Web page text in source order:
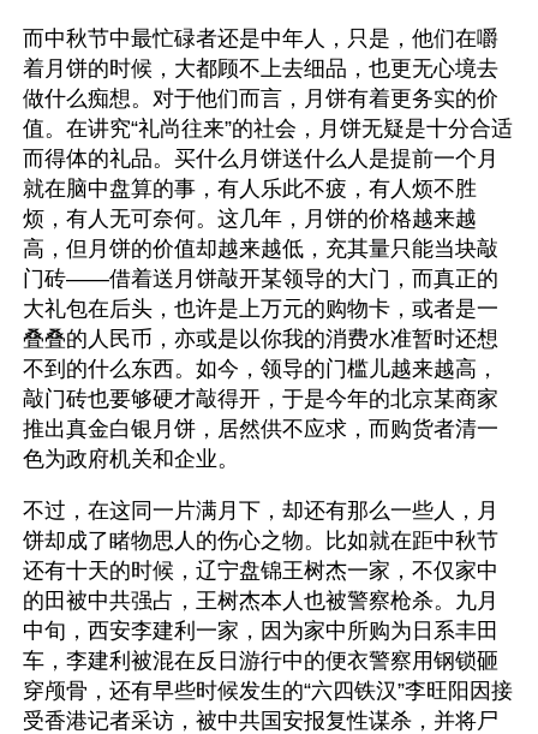
而中秋节中最忙碌者还是中年人，只是，他们在嚼
着月饼的时候，大都顾不上去细品，也更无心境去
做什么痴想。对于他们而言，月饼有着更务实的价
值。在讲究“礼尚往来”的社会，月饼无疑是十分合适
而得体的礼品。买什么月饼送什么人是提前一个月
就在脑中盘算的事，有人乐此不疲，有人烦不胜
烦，有人无可奈何。这几年，月饼的价格越来越
高，但月饼的价值却越来越低，充其量只能当块敲
门砖――借着送月饼敲开某领导的大门，而真正的
大礼包在后头，也许是上万元的购物卡，或者是一
叠叠的人民币，亦或是以你我的消费水准暂时还想
不到的什么东西。如今，领导的门槛儿越来越高，
敲门砖也要够硬才敲得开，于是今年的北京某商家
推出真金白银月饼，居然供不应求，而购货者清一
色为政府机关和企业。
不过，在这同一片满月下，却还有那么一些人，月
饼却成了睹物思人的伤心之物。比如就在距中秋节
还有十天的时候，辽宁盘锦王树杰一家，不仅家中
的田被中共强占，王树杰本人也被警察枪杀。九月
中旬，西安李建利一家，因为家中所购为日系丰田
车，李建利被混在反日游行中的便衣警察用钢锁砸
穿颅骨，还有早些时候发生的“六四铁汉”李旺阳因接
受香港记者采访，被中共国安报复性谋杀，并将尸